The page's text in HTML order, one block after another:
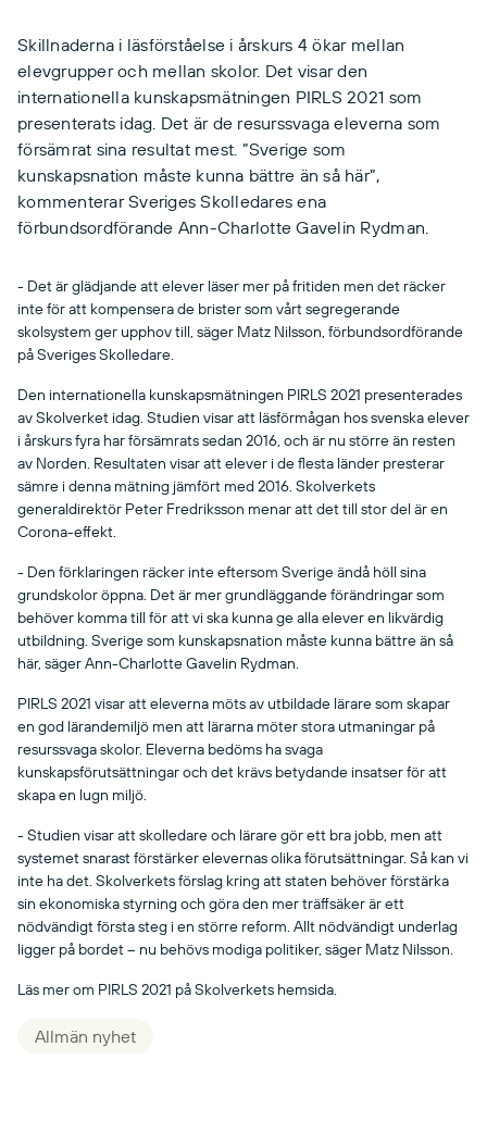
Skillnaderna i läsförståelse i årskurs 4 ökar mellan
elevgrupper och mellan skolor. Det visar den
internationella kunskapsmätningen PIRLS 2021 som
presenterats idag. Det är de resurssvaga eleverna som
försämrat sina resultat mest. ”Sverige som
kunskapsnation måste kunna bättre än så här”,
kommenterar Sveriges Skolledares ena
förbundsordförande Ann-Charlotte Gavelin Rydman.
- Det är glädjande att elever läser mer på fritiden men det räcker
inte för att kompensera de brister som vårt segregerande
skolsystem ger upphov till, säger Matz Nilsson, förbundsordförande
på Sveriges Skolledare.
Den internationella kunskapsmätningen PIRLS 2021 presenterades
av Skolverket idag. Studien visar att läsförmågan hos svenska elever
i årskurs fyra har försämrats sedan 2016, och är nu större än resten
av Norden. Resultaten visar att elever i de flesta länder presterar
sämre i denna mätning jämfört med 2016. Skolverkets
generaldirektör Peter Fredriksson menar att det till stor del är en
Corona-effekt.
- Den förklaringen räcker inte eftersom Sverige ändå höll sina
grundskolor öppna. Det är mer grundläggande förändringar som
behöver komma till för att vi ska kunna ge alla elever en likvärdig
utbildning. Sverige som kunskapsnation måste kunna bättre än så
här, säger Ann-Charlotte Gavelin Rydman.
PIRLS 2021 visar att eleverna möts av utbildade lärare som skapar
en god lärandemiljö men att lärarna möter stora utmaningar på
resurssvaga skolor. Eleverna bedöms ha svaga
kunskapsförutsättningar och det krävs betydande insatser för att
skapa en lugn miljö.
- Studien visar att skolledare och lärare gör ett bra jobb, men att
systemet snarast förstärker elevernas olika förutsättningar. Så kan vi
inte ha det. Skolverkets förslag kring att staten behöver förstärka
sin ekonomiska styrning och göra den mer träffsäker är ett
nödvändigt första steg i en större reform. Allt nödvändigt underlag
ligger på bordet – nu behövs modiga politiker, säger Matz Nilsson.
Läs mer om PIRLS 2021 på Skolverkets hemsida.
Allmän nyhet